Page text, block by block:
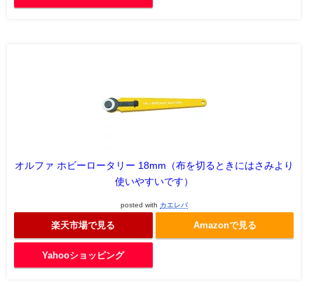
オルファ ホビーロータリー 18mm（布を切るときにはさみより
使いやすいです）
posted with カエレバ
楽天市場で見る Amazonで見る
Yahooショッピング